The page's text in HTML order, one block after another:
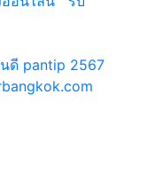
ดี pantip 2567